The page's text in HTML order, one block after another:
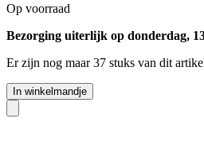
Op voorraad
Bezorging uiterlijk op donderdag,
Er zijn nog maar 37 stuks van dit
In winkelmandje